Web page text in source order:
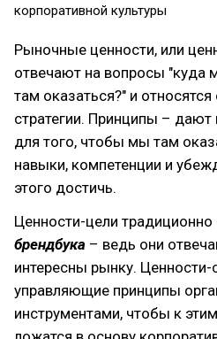
корпоративной культуры
Рыночные ценности, или
отвечают на вопросы "куда
там оказаться?" и
стратегии. Принципы – дают
для того, чтобы мы там
навыки, компетенции и
этого достичь.
Ценности-цели традиционно
брендбука – ведь они
интересны рынку. Ценности-
управляющие принципы
инструментами, чтобы к